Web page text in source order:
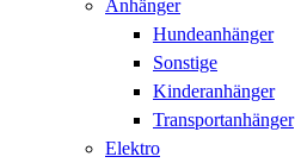
Anhänger
Hundeanhänger
Sonstige
Kinderanhänger
Transportanhänger
Elektro